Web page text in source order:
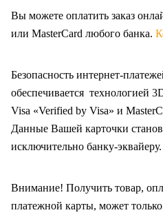
Вы можете оплатить заказ
или MasterCard любого банка.
Безопасность интернет-
обеспечивается технологией
Visa «Verified by Visa» и
Данные Вашей карточки
исключительно банку-эквайеру.
Внимание! Получить товар,
платежной карты, может